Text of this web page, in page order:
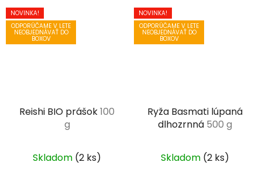
NOVINKA!
ODPORÚČAME V LETE
NEOBJEDNÁVAŤ DO
BOXOV
Reishi BIO prášok100
g
Skladom (2 ks)
NOVINKA!
ODPORÚČAME V LETE
NEOBJEDNÁVAŤ DO
BOXOV
Ryža Basmati lúpaná
dlhozrnná 500 g
Skladom (2 ks)